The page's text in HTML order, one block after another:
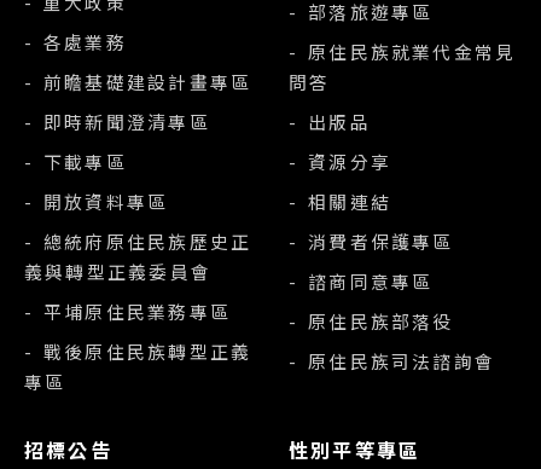
- 各處業務
- 前瞻基礎建設計畫專區
- 即時新聞澄清專區
- 下載專區
- 開放資料專區
- 總統府原住民族歷史正
義與轉型正義委員會
- 平埔原住民業務專區
- 戰後原住民族轉型正義
專區
- 部落旅遊專區
- 原住民族就業代金常見
問答
- 出版品
- 資源分享
- 相關連結
- 消費者保護專區
- 諮商同意專區
- 原住民族部落役
- 原住民族司法諮詢會
招標公告 性別平等專區